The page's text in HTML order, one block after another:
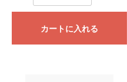
カートに入れる